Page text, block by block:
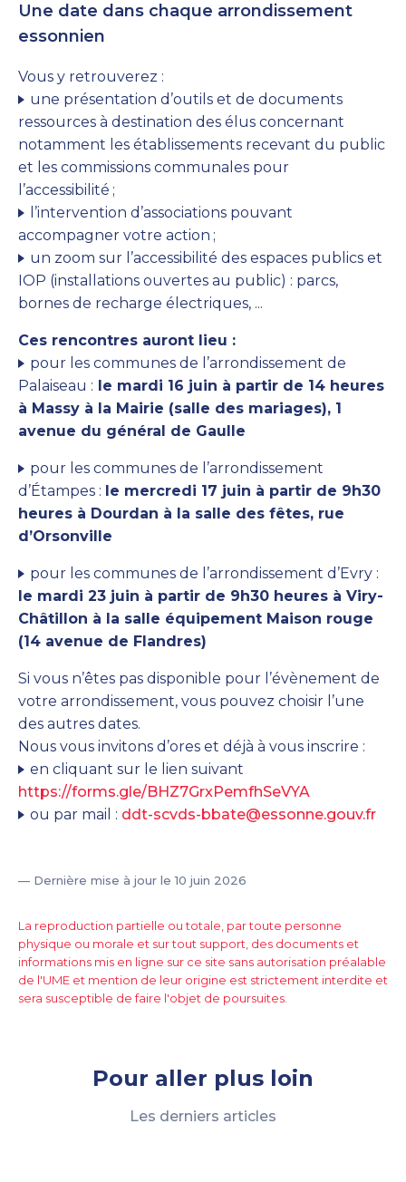
Une date dans chaque arrondissement
essonnien
Vous y retrouverez :
une présentation d’outils et de documents
ressources à destination des élus concernant
notamment les établissements recevant du public
et les commissions communales pour
l’accessibilité ;
l’intervention d’associations pouvant
accompagner votre action ;
un zoom sur l’accessibilité des espaces publics et
IOP (installations ouvertes au public) : parcs,
bornes de recharge électriques, ...
Ces rencontres auront lieu :
pour les communes de l’arrondissement de
Palaiseau : le mardi 16 juin à partir de 14 heures
à Massy à la Mairie (salle des mariages), 1
avenue du général de Gaulle
pour les communes de l’arrondissement
d’Étampes : le mercredi 17 juin à partir de 9h30
heures à Dourdan à la salle des fêtes, rue
d’Orsonville
pour les communes de l’arrondissement d’Evry :
le mardi 23 juin à partir de 9h30 heures à Viry-
Châtillon à la salle équipement Maison rouge
(14 avenue de Flandres)
Si vous n’êtes pas disponible pour l’évènement de
votre arrondissement, vous pouvez choisir l’une
des autres dates.
Nous vous invitons d’ores et déjà à vous inscrire :
en cliquant sur le lien suivant
https://forms.gle/BHZ7GrxPemfhSeVYA
ou par mail : ddt-scvds-bbate@essonne.gouv.fr
— Dernière mise à jour le 10 juin 2026
La reproduction partielle ou totale, par toute personne
physique ou morale et sur tout support, des documents et
informations mis en ligne sur ce site sans autorisation préalable
de l'UME et mention de leur origine est strictement interdite et
sera susceptible de faire l'objet de poursuites.
Pour aller plus loin
Les derniers articles